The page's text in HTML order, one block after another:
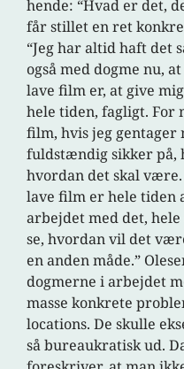
hende: “Hvad er det,
får stillet en ret
“Jeg har altid haft det
også med dogme nu,
lave film er, at give
hele tiden, fagligt. For
film, hvis jeg gentager
fuldstændig sikker på,
hvordan det skal
lave film er hele tiden
arbejdet med det,
se, hvordan vil det
en anden måde.”
dogmerne i arbejdet
masse konkrete
locations. De skulle
så bureaukratisk ud.